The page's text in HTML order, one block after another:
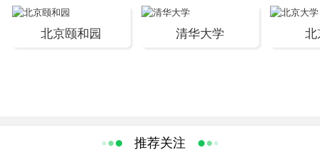
取了欧洲的园林建筑形式，把不同风格的园林建筑融为一
体，在整体布局上使人感到和谐完美。可谓“虽由人做，宛
树名木遭到彻底毁灭。其后，圆明园的遗物，又长期遭到
北京颐和园 清华大学 北
推荐关注